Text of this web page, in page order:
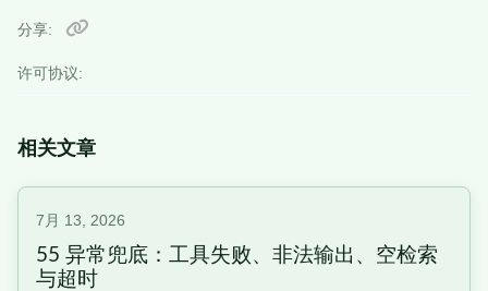
许可协议:
分享
相关文章
7月 13, 2026
55 异常兜底：工具失败、非法输出、空检索
与超时